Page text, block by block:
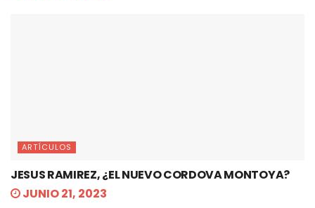
ARTÍCULOS
JESUS RAMIREZ, ¿EL NUEVO CORDOVA MONTOYA?
JUNIO 21, 2023